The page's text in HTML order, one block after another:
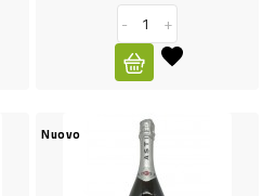
-
+
Nuovo